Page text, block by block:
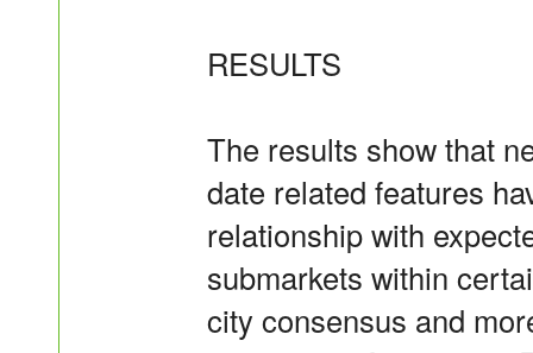
RESULTS
The results show that
date related features
relationship with
submarkets within
city consensus and